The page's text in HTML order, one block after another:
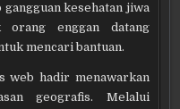
kesehatan jiwa
orang enggan datang
mencari bantuan.
web hadir menawarkan
geografis. Melalui